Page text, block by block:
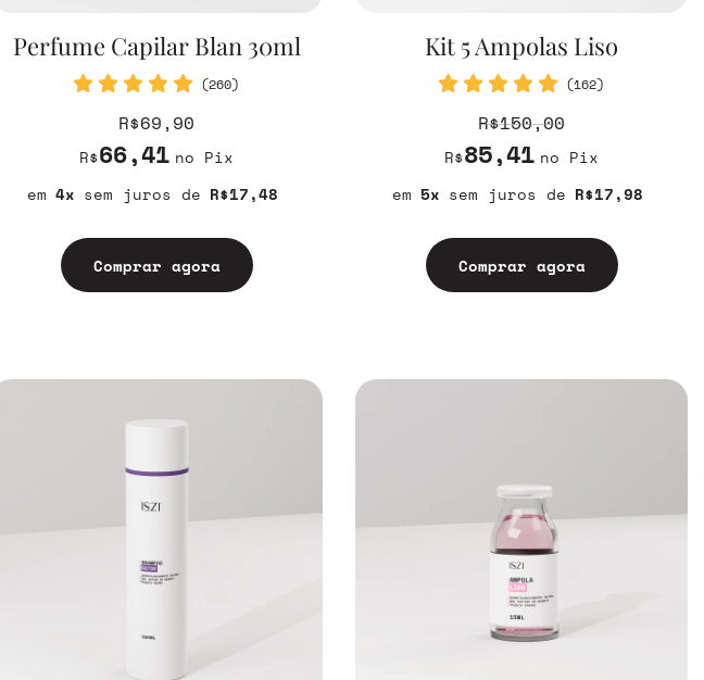
Perfume Capilar Blan 30ml
(260)
R$69,90
R$66,41 no Pix
4
R$17,48
sem juros
Comprar agora
Kit 5 Ampolas Liso
(162)
R$150,00
R$85,41 no Pix
5
R$17,98
sem juros
Comprar agora